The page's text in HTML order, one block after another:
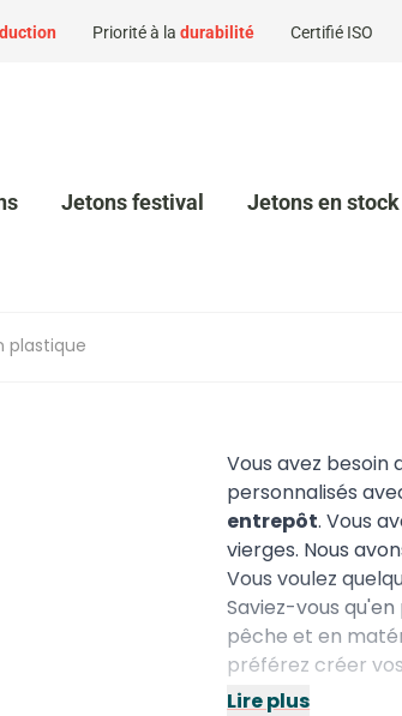
Priorité à la durabilité Certifié ISO
Jetons festival Jetons en stock
plastique
Vous avez besoin
personnalisés
entrepôt. Vous
vierges. Nous
Vous voulez
Saviez-vous
pêche et en
préférez créer
Lire plus